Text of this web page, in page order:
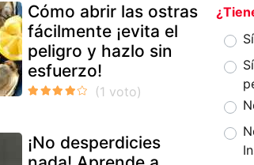
Cómo abrir las ostras
fácilmente ¡evita el
peligro y hazlo sin
esfuerzo!
¡No desperdicies